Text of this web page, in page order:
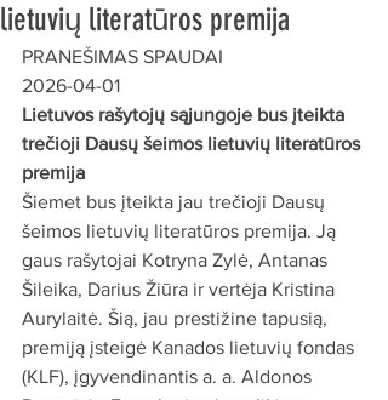
lietuvių literatūros premija
PRANEŠIMAS SPAUDAI
2026-04-01
Lietuvos rašytojų sąjungoje bus įteikta
trečioji Dausų šeimos lietuvių literatūros
premija
Šiemet bus įteikta jau trečioji Dausų
šeimos lietuvių literatūros premija. Ją
gaus rašytojai Kotryna Zylė, Antanas
Šileika, Darius Žiūra ir vertėja Kristina
Aurylaitė. Šią, jau prestižine tapusią,
premiją įsteigė Kanados lietuvių fondas
(KLF), įgyvendinantis a. a. Aldonos